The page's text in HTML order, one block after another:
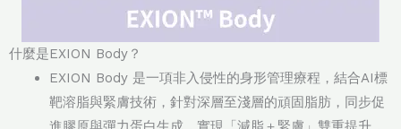
什麼是EXION Body？
EXION Body 是一項非入侵性的身形管理療程，結合AI標
靶溶脂與緊膚技術，針對深層至淺層的頑固脂肪，同步促